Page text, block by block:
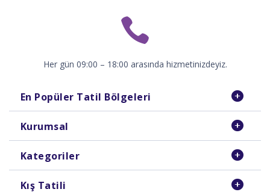
Her gün 09:00 – 18:00 arasında hizmetinizdeyiz.
En Popüler Tatil Bölgeleri
Kurumsal
Kategoriler
Kış Tatili